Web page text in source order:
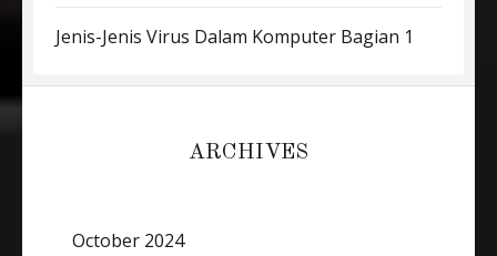
Jenis-Jenis Virus Dalam Komputer Bagian 1
ARCHIVES
October 2024